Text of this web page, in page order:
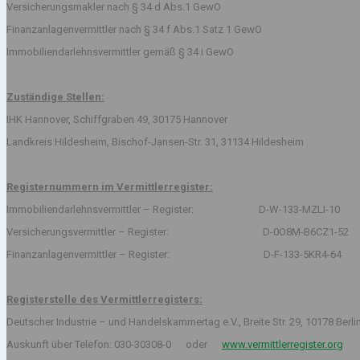
Versicherungsmakler nach § 34 d Abs.1 GewO
Finanzanlagenvermittler nach § 34 f Abs.1 Satz 1 GewO
Immobiliendarlehnsvermittler gemäß § 34 i GewO
Zuständige Stellen:
IHK Hannover, Schiffgraben 49, 30175 Hannover
Landkreis Hildesheim, Bischof-Jansen-Str. 31, 31134 Hildesheim
Registernummern im Vermittlerregister:
Immobiliendarlehnsvermittler – Register: D-W-133-MZLI-10
Versicherungsvermittler – Register: D-0O8M-B6CZ1-52
Finanzanlagenvermittler – Register: D-F-133-5KR4-64
Registerstelle des Vermittlerregisters:
Deutscher Industrie – und Handelskammertag e.V., Breite Str. 29, 10178
Auskunft über Telefon: 030-30308-0 oder www.vermittlerregister.org